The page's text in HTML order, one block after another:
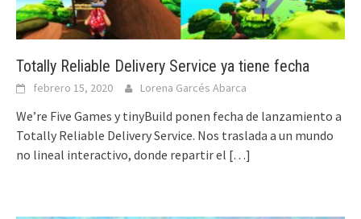
Totally Reliable Delivery Service ya tiene fecha
febrero 15, 2020 Lorena Garcés Abarca
We’re Five Games y tinyBuild ponen fecha de lanzamiento a
Totally Reliable Delivery Service. Nos traslada a un mundo
no lineal interactivo, donde repartir el […]